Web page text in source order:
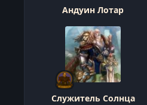
Андуин Лотар
Служитель Солнца